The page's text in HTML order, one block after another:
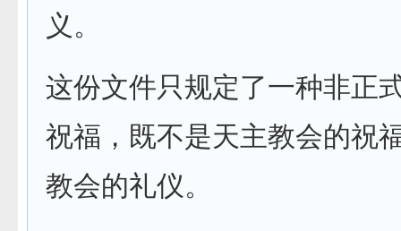
义。
这份文件只规定了一种非正
祝福，既不是天主教会的祝
教会的礼仪。